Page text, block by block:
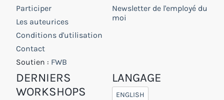
Participer
Les auteurices
Conditions d'utilisation
Contact
Soutien : FWB
Newsletter de l'employé du
moi
DERNIERS
WORKSHOPS
LANGAGE
ENGLISH